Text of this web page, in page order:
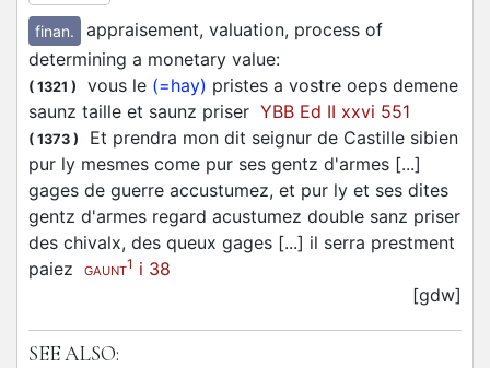
finan.
appraisement, valuation, process of
determining a monetary value:
( 1321 ) vous le (=hay) pristes a vostre oeps demene
saunz taille et saunz priser YBB Ed II xxvi 551
( 1373 )
Et prendra mon dit seignur de Castille sibien
pur ly mesmes come pur ses gentz d'armes [...]
gages de guerre accustumez, et pur ly et ses dites
gentz d'armes regard acustumez double sanz priser
des chivalx, des queux gages [...] il serra prestment
paiez
GAUNT1 i 38
[gdw]
SEE ALSO: